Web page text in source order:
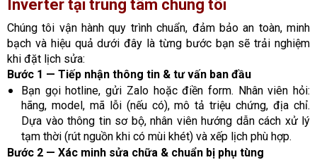
Inverter tại trung tâm chúng tôi
Chúng tôi vận hành quy trình chuẩn, đảm bảo an toàn, minh
bạch và hiệu quả dưới đây là từng bước bạn sẽ trải nghiệm
khi đặt lịch sửa:
Bước 1 — Tiếp nhận thông tin & tư vấn ban đầu
Bạn gọi hotline, gửi Zalo hoặc điền form. Nhân viên hỏi:
hãng, model, mã lỗi (nếu có), mô tả triệu chứng, địa chỉ.
Dựa vào thông tin sơ bộ, nhân viên hướng dẫn cách xử lý
tạm thời (rút nguồn khi có mùi khét) và xếp lịch phù hợp.
Bước 2 — Xác minh sửa chữa & chuẩn bị phụ tùng